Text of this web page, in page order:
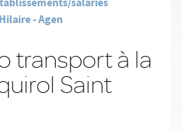
- Agen
transport à la
Saint